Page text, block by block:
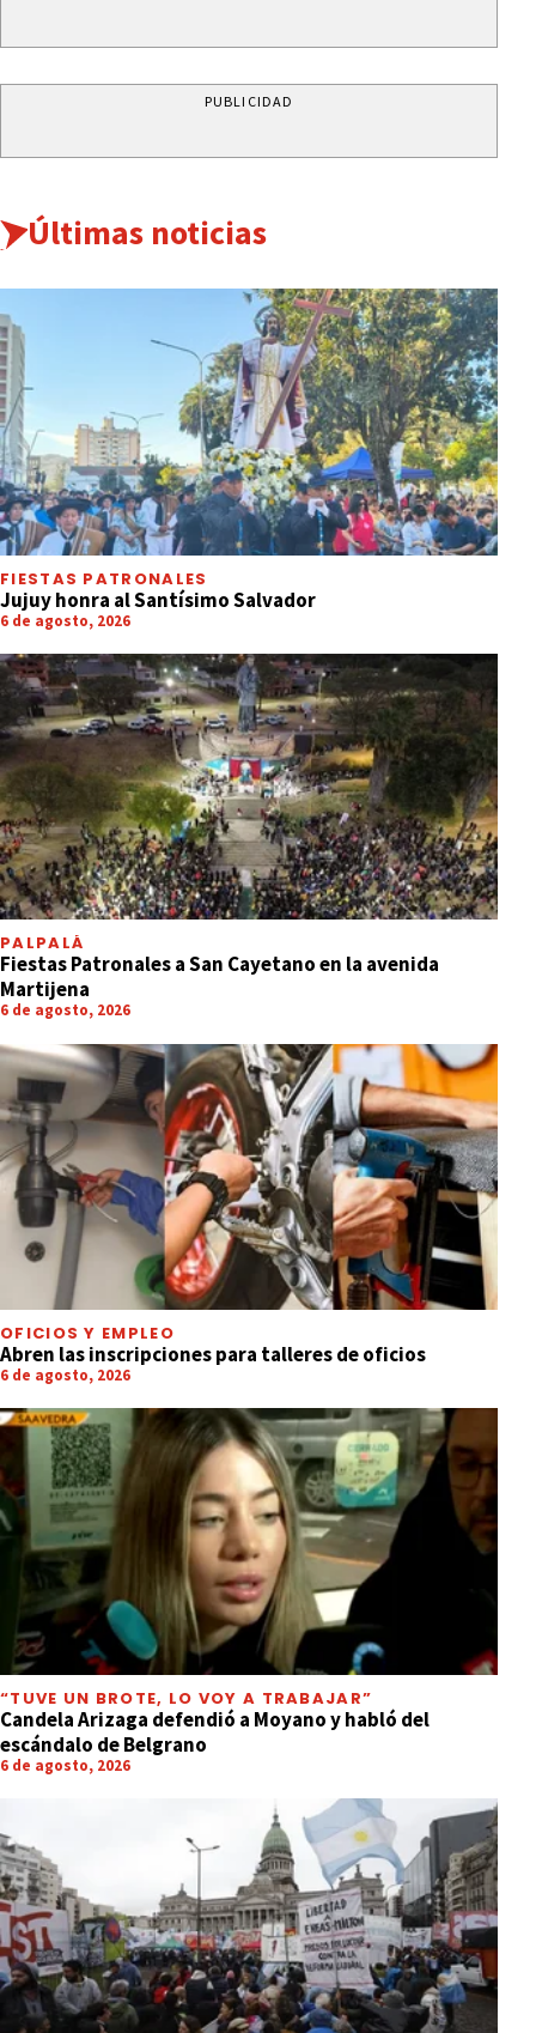
PUBLICIDAD
Últimas noticias
FIESTAS PATRONALES
Jujuy honra al Santísimo Salvador
6 de agosto, 2026
PALPALÁ
Fiestas Patronales a San Cayetano en la avenida
Martijena
6 de agosto, 2026
OFICIOS Y EMPLEO
Abren las inscripciones para talleres de oficios
6 de agosto, 2026
“TUVE UN BROTE, LO VOY A TRABAJAR”
Candela Arizaga defendió a Moyano y habló del
escándalo de Belgrano
6 de agosto, 2026